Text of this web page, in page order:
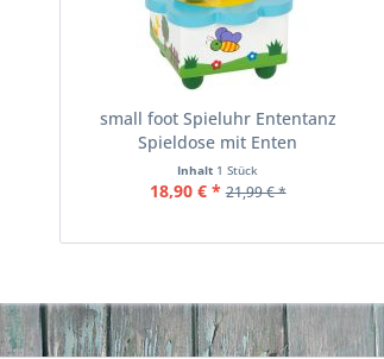
small foot Spieluhr Ententanz
Spieldose mit Enten
Inhalt 1 Stück
18,90 € * 21,99 € *